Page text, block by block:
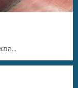
המצלמה במחשב היא חלק חשוב מאוד במקבוק ומוטב…